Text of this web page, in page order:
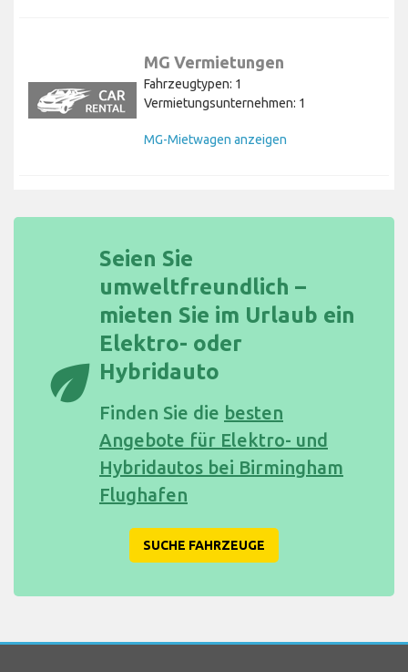
MG Vermietungen
Fahrzeugtypen: 1
Vermietungsunternehmen: 1
MG-Mietwagen anzeigen
eco
Seien Sie
umweltfreundlich –
mieten Sie im Urlaub ein
Elektro- oder
Hybridauto
Finden Sie die besten
Angebote für Elektro- und
Hybridautos bei Birmingham
Flughafen
SUCHE FAHRZEUGE